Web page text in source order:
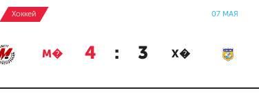
Хоккей 07 МАЯ
М� 4 : 3 Х�